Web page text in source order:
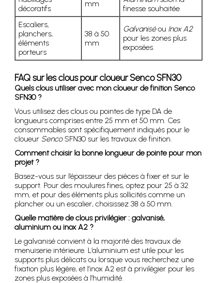
décoratifs
mm
finesse souhaitée
Escaliers,
planchers,
éléments
porteurs
38 à 50
mm
Galvaniséou Inox A2
pour les zones plus
exposées
FAQ sur les clous pour cloueur Senco SFN30
Quels clous utiliser avec mon cloueur de finition Senco
SFN30 ?
Vous utilisez des clous ou pointes de type DA de
longueurs comprises entre 25 mm et 50 mm. Ces
consommables sont spécifiquement indiqués pour le
cloueur SencoSFN30 sur les travaux de finition.
Comment choisir la bonne longueur de pointe pour mon
projet ?
Basez-vous sur l’épaisseur des pièces à fixer et sur le
support. Pour des moulures fines, optez pour 25 à 32
mm, et pour des éléments plus sollicités comme un
plancher ou un escalier, choisissez 38 à 50 mm.
Quelle matière de clous privilégier : galvanisé,
aluminium ou inox A2 ?
Le galvanisé convient à la majorité des travaux de
menuiserie intérieure. L’aluminium est utile pour les
supports plus délicats ou lorsque vous recherchez une
fixation plus légère, et l’inox A2 est à privilégier pour les
zones plus exposées à l’humidité.